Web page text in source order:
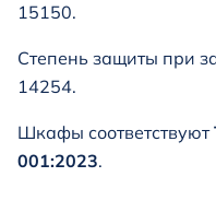
15150.
Степень защиты при
14254.
Шкафы соответствуют
001:2023.